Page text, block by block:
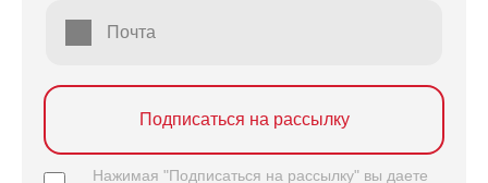
Подписаться на рассылку
Нажимая "Подписаться на рассылку" вы даете